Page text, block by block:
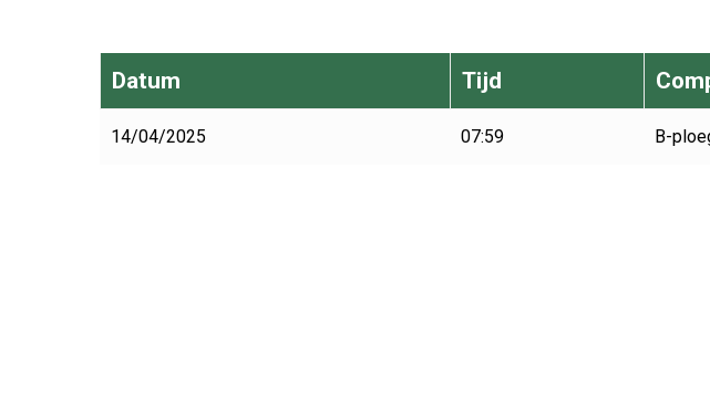
Datum Tijd
14/04/2025 07:59 B-